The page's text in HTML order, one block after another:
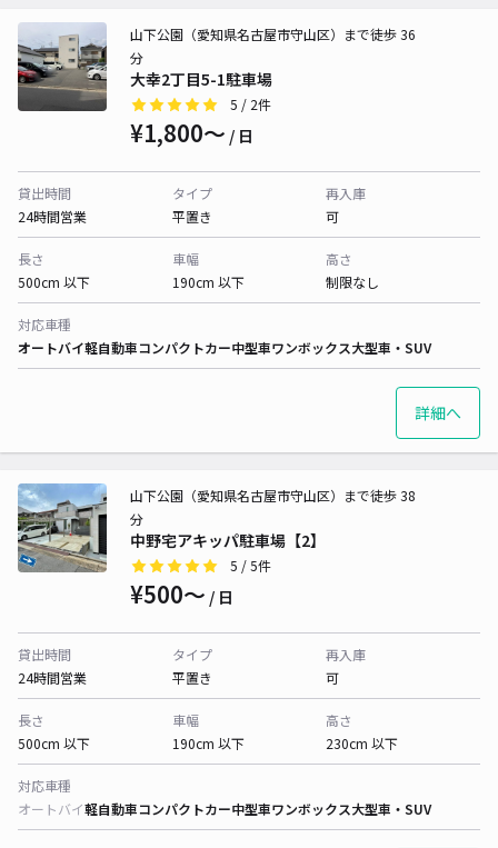
大幸2丁目5-1駐車場
山下公園（愛知県名古屋市守山区）まで徒歩 36
分
5 / 2件
¥1,800〜 / 日
貸出時間
24時間営業
タイプ
平置き
再入庫
可
長さ
500cm 以下
車幅
190cm 以下
高さ
制限なし
対応車種
オートバイ軽自動車コンパクトカー中型車ワンボックス大型車・SUV
詳細へ
中野宅アキッパ駐車場【2】
山下公園（愛知県名古屋市守山区）まで徒歩 38
分
5 / 5件
¥500〜 / 日
貸出時間
24時間営業
タイプ
平置き
再入庫
可
長さ
500cm 以下
車幅
190cm 以下
高さ
230cm 以下
対応車種
オートバイ軽自動車コンパクトカー中型車ワンボックス大型車・SUV